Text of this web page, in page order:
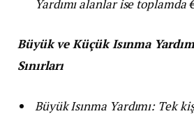
Yardımı alanlar ise toplamda
Büyük ve Küçük Isınma
Sınırları
Büyük Isınma Yardımı: Tek